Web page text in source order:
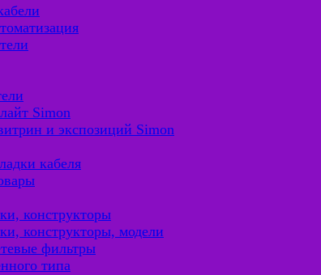
Simon
и экспозиций Simon
кабеля
конструкторы
конструкторы, модели
фильтры
типа